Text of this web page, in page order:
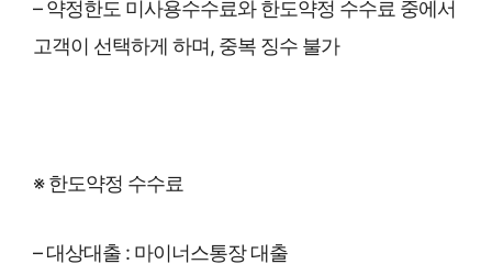
– 약정한도 미사용수수료와 한도약정 수수료 중에서
고객이 선택하게 하며, 중복 징수 불가
※ 한도약정 수수료
– 대상대출 : 마이너스통장 대출